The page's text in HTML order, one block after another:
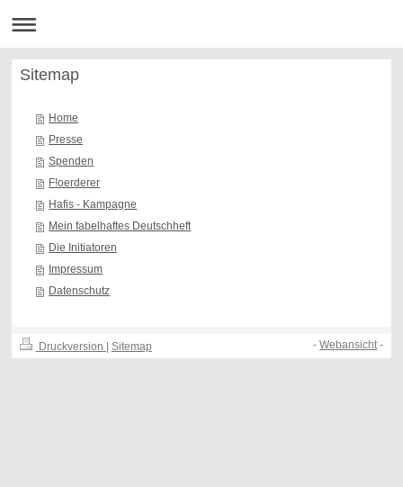
Sitemap
Home
Presse
Spenden
F!oerderer
Hafis - Kampagne
Mein fabelhaftes Deutschheft
Die Initiatoren
Impressum
Datenschutz
Druckversion Sitemap -Webansicht-